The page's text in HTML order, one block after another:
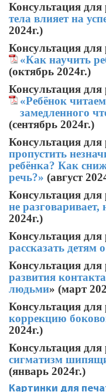
Консультация для
тела влияет на
2024г.)
Консультация для
«Как научить
(октябрь 2024г.)
Консультация для
«Ребёнок
замедленного
(сентябрь 2024г.)
Консультация для
пропустить
ребёнка? Как
речь?» (август
Консультация для
не
2024г.)
Консультация для
рассказать детям
Консультация для
развития
людьми» (март
Консультация для
коррекцию
2024г.)
Консультация для
сигматизм
(январь 2024г.)
Картинки для